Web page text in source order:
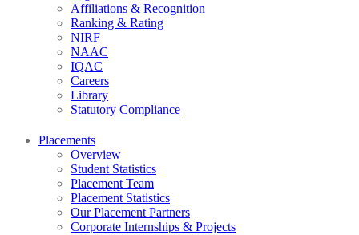
Affiliations & Recognition
Ranking & Rating
NIRF
NAAC
IQAC
Careers
Library
Statutory Compliance
Placements
Overview
Student Statistics
Placement Team
Placement Statistics
Our Placement Partners
Corporate Internships & Projects